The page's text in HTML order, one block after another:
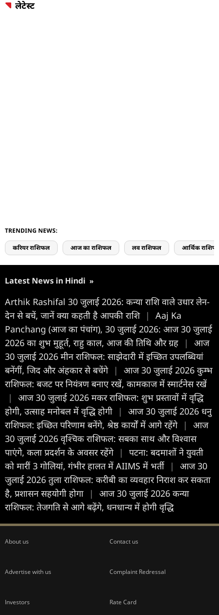
लेटेस्ट
TRENDING NEWS:
करियर राशिफल आज का राशिफल लव राशिफल आर्थिक
Latest News in Hindi »
Arthik Rashifal 30 जुलाई 2026: कन्या राशि वाले उधार लेन-
देन से बचें, जानें क्या कहती है आपकी राशि |
Aaj Ka
Panchang (आज का पंचांग), 30 जुलाई 2026: आज 30 जुलाई
2026 का शुभ मुहूर्त, राहु काल, आज की तिथि और ग्रह
|
आज
30 जुलाई 2026 मीन राशिफल: साझेदारी में इच्छित उपलब्धियां
बनेंगीं, जिद और अंहकार से बचेंगे |
आज 30 जुलाई 2026 कुम्भ
राशिफल: बजट पर नियंत्रण बनाए रखें, कामकाज में स्मार्टनेस रखें
|
आज 30 जुलाई 2026 मकर राशिफल: शुभ प्रस्तावों में वृद्धि
होगी, उत्साह मनोबल में वृद्धि होगी
|
आज 30 जुलाई 2026 धनु
राशिफल: इच्छित परिणाम बनेंगे, श्रेष्ठ कार्यों में आगे रहेंगे |
आज
30 जुलाई 2026 वृश्चिक राशिफल: सबका साथ और विश्वास
पाएंगे, कला प्रदर्शन के अवसर रहेंगे |
पटना: बदमाशों ने युवती
को मारीं 3 गोलियां, गंभीर हालत में AIIMS में भर्ती |
आज 30
जुलाई 2026 तुला राशिफल: करीबी का व्यवहार निराश कर सकता
है, प्रशासन सहयोगी होगा
|
आज 30 जुलाई 2026 कन्या
राशिफल: तेजगति से आगे बढ़ेंगे, धनधान्य में होगी वृद्धि
About us Contact us
Advertise with us Complaint Redressal
Investors Rate Card